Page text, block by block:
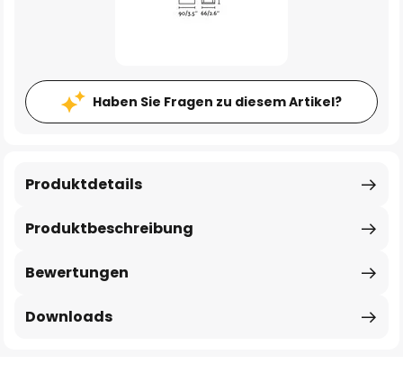
Haben Sie Fragen zu diesem Artikel?
Produktbeschreibung
Produktdetails
Bewertungen
Downloads